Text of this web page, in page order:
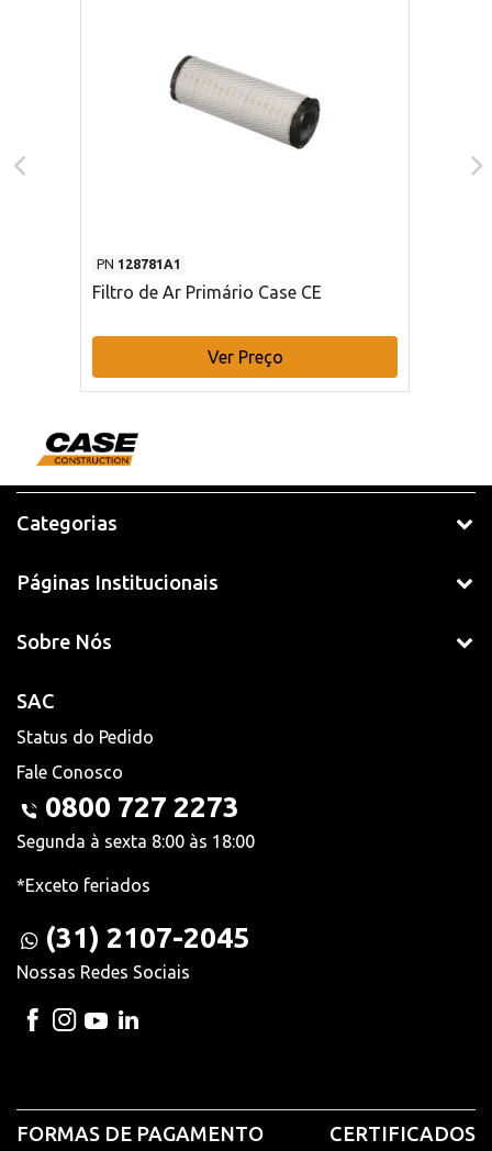
PN 128781A1
Filtro de Ar Primário Case CE
Ver Preço
Categorias
Páginas Institucionais
Sobre Nós
SAC
Status do Pedido
Fale Conosco
0800 727 2273
Segunda à sexta 8:00 às 18:00
*Exceto feriados
(31) 2107-2045
Nossas Redes Sociais
FORMAS DE PAGAMENTO CERTIFICADOS